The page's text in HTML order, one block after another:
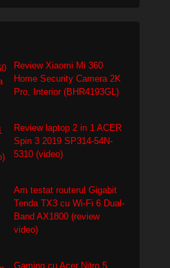
Review Xiaomi Mi 360
Home Security Camera 2K
Pro, Interior (BHR4193GL)
Review laptop 2 in 1 ACER
Spin 3 2019 SP314-54N-
5310 (video)
Am testat routerul Gigabit
Tenda TX3 cu Wi-Fi 6 Dual-
Band AX1800 (review
video)
Gaming cu Acer Nitro 5